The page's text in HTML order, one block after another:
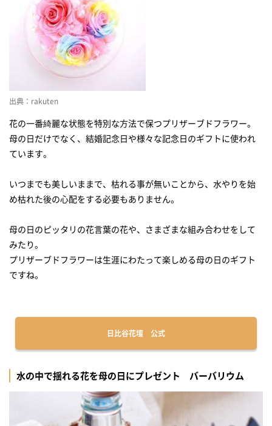
出典：rakuten
花の一番綺麗な状態を特別な方法で保つプリザーブドフラワー。
母の日だけでなく、結婚記念日や様々な記念日のギフトに使われ
ています。
いつまでも美しいままで、枯れる事が無いことから、水やりを始
め枯れた後の心配をする必要もありません。
母の日のピッタリの花言葉の花や、さまざまな組み合わせをして
みたり。
プリザーブドフラワーは生涯にわたって楽しめる母の日のギフト
日比谷花壇 公式
水の中で揺れる花を母の日にプレゼント バーバリウム